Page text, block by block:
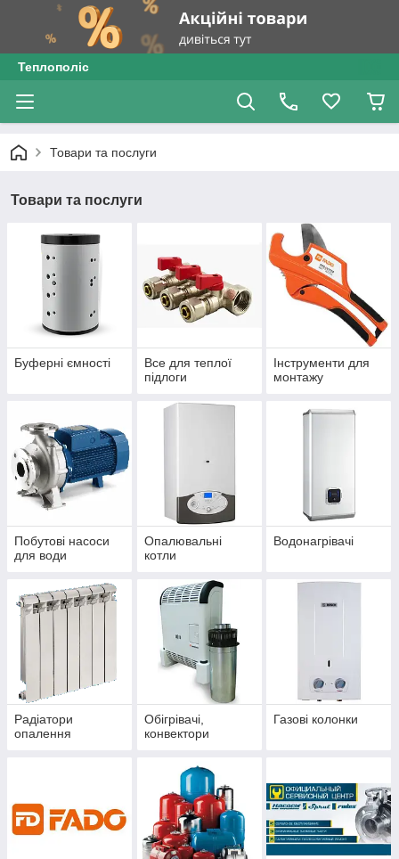
Теплополіс
Товари та послуги
Товари та послуги
Буферні ємності
Все для теплої
підлоги
Інструменти для
монтажу
Побутові насоси
для води
Опалювальні
котли
Водонагрівачі
Радіатори
опалення
Обігрівачі,
конвектори
Газові колонки